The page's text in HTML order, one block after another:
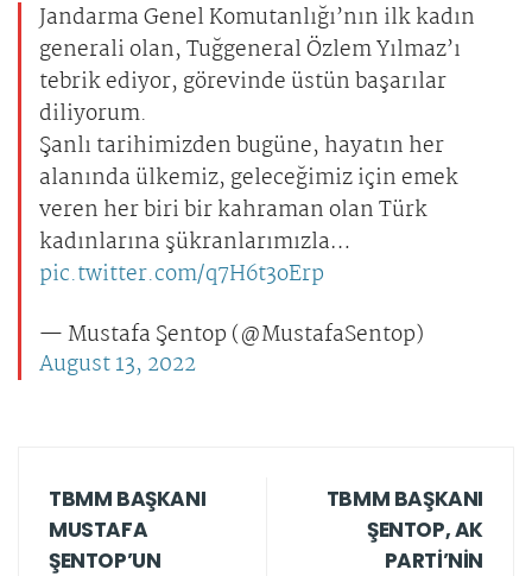
Jandarma Genel Komutanlığı’nın ilk kadın
generali olan, Tuğgeneral Özlem Yılmaz’ı
tebrik ediyor, görevinde üstün başarılar
diliyorum.
Şanlı tarihimizden bugüne, hayatın her
alanında ülkemiz, geleceğimiz için emek
veren her biri bir kahraman olan Türk
kadınlarına şükranlarımızla…
pic.twitter.com/q7H6t3oErp
— Mustafa Şentop (@MustafaSentop)
August 13, 2022
TBMM BAŞKANI
MUSTAFA
ŞENTOP’UN
TBMM BAŞKANI
ŞENTOP, AK
PARTİ’NİN